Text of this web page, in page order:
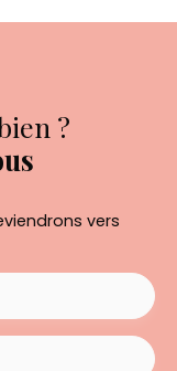
?
vers